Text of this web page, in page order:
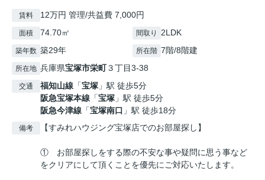
賃料 12万円 管理/共益費 7,000円
面積 74.70㎡ 間取り 2LDK
築年数 築29年 所在階 7階/8階建
所在地 兵庫県宝塚市栄町３丁目3-38
交通 福知山線 「宝塚 」駅 徒歩5分
阪急宝塚本線 「宝塚 」駅 徒歩5分
阪急今津線 「宝塚南口 」駅 徒歩18分
備考 【すみれハウジング宝塚店でのお部屋探し】
① お部屋探しをする際の不安な事や疑問に思う事など
をクリアにして頂くことを優先にご対応いたします。